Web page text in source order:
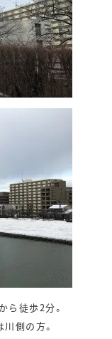
ら徒歩2分。
側の方。